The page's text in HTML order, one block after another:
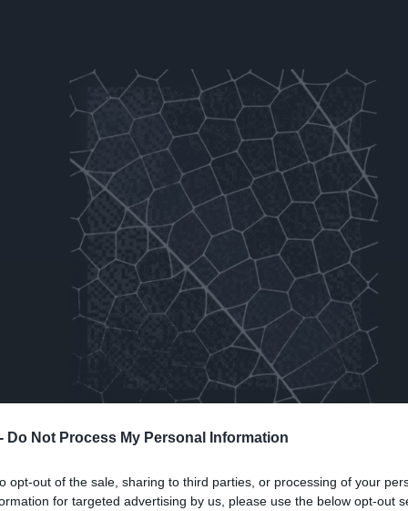
Do Not Process My Personal Information
opt-out of the sale, sharing to third parties, or processing of your
for targeted advertising by us, please use the below opt-out